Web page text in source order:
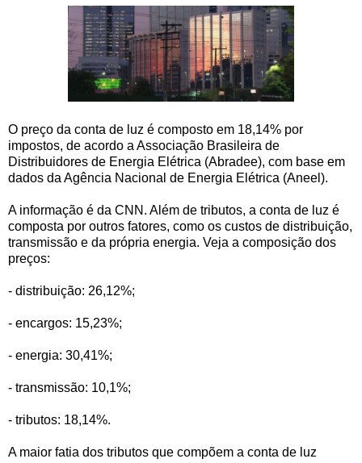
O preço da conta de luz é composto em 18,14% por
impostos, de acordo a Associação Brasileira de
Distribuidores de Energia Elétrica (Abradee), com base em
dados da Agência Nacional de Energia Elétrica (Aneel).
A informação é da CNN. Além de tributos, a conta de luz é
composta por outros fatores, como os custos de distribuição,
transmissão e da própria energia. Veja a composição dos
preços:
- distribuição: 26,12%;
- encargos: 15,23%;
- energia: 30,41%;
- transmissão: 10,1%;
- tributos: 18,14%.
A maior fatia dos tributos que compõem a conta de luz